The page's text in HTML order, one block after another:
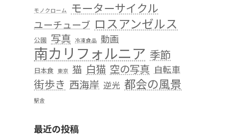
モノクローム モーターサイクル
ユーチューブ ロスアンゼルス
公園 写真 冷凍食品 動画
南カリフォルニア 季節
日本食 東京 猫 白猫 空の写真 自転車
街歩き 西海岸 逆光 都会の風景
駅舎
最近の投稿